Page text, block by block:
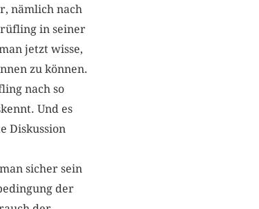
nämlich nach
in seiner
jetzt wisse,
zu können.
nach so
Und es
Diskussion
sicher sein
der